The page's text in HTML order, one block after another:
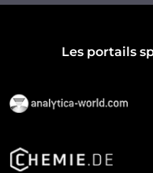
Les portails